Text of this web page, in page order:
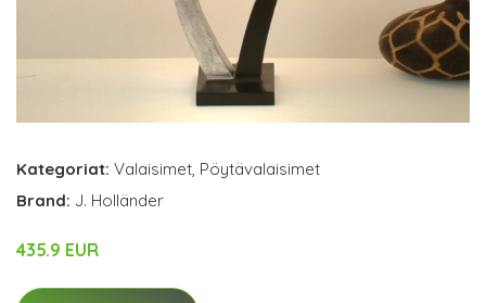
Kategoriat: Valaisimet, Pöytävalaisimet
Brand: J. Holländer
435.9 EUR